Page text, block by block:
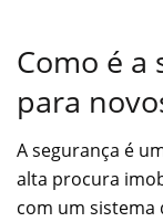
Como é a
para
A segurança é
alta procura
com um